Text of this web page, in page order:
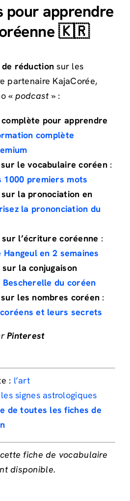
pour apprendre
🇰🇷
de réduction sur les
partenaire KajaCorée,
« podcast » :
pour apprendre
complète
le vocabulaire coréen:
1000 premiers mots
la pronociation en
la prononciation du
l’écriture coréenne :
en 2 semaines
la conjugaison
Bescherelle du coréen
les nombres coréen :
et leurs secrets
Pinterest
: l’art
les signes astrologiques
de toutes les fiches de
fiche de vocabulaire
disponible.